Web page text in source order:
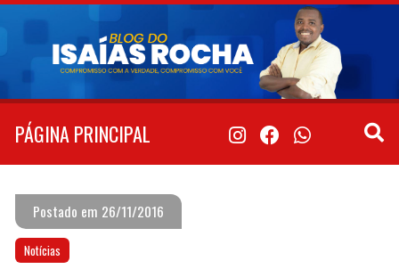
Pular
conteúdo
PÁGINA PRINCIPAL
Postado em 26/11/2016
Notícias